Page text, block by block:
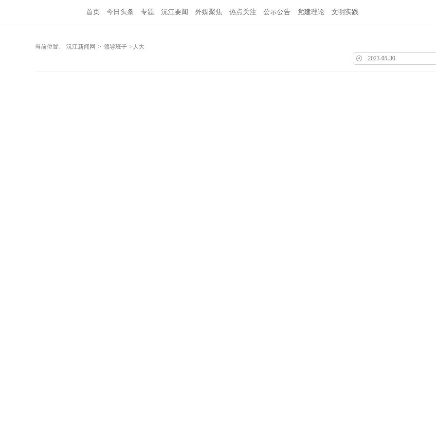
首页 今日头条 专题 沅江要闻 外媒聚焦 热点关注 公示公告 党建理论 文明实践
当前位置: 沅江新闻网 > 领导班子 >人大